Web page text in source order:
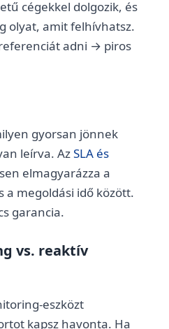
cégekkel dolgozik, és
olyat, amit felhívhatsz.
adni → piros
gyorsan jönnek
leírva. AzSLA és
elmagyarázza a
a megoldási idő között.
garancia.
vs. reaktív
eszközt
kapsz havonta. Ha